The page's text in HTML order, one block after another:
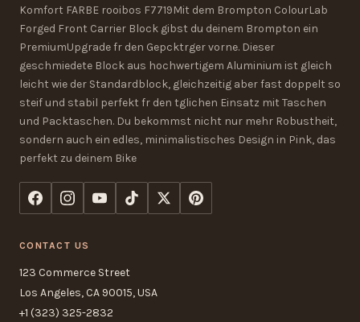
Komfort FARBE rooibos F7719Mit dem Brompton ColourLab
Forged Front Carrier Block gibst du deinem Brompton ein
PremiumUpgrade fr den Gepcktrger vorne. Dieser
geschmiedete Block aus hochwertigem Aluminium ist gleich
leicht wie der Standardblock, gleichzeitig aber fast doppelt so
steif und stabil perfekt fr den tglichen Einsatz mit Taschen
und Packtaschen. Du bekommst nicht nur mehr Robustheit,
sondern auch ein edles, minimalistisches Design in Pink, das
perfekt zu deinem Bike
CONTACT US
123 Commerce Street
Los Angeles, CA 90015, USA
+1 (323) 325-2832